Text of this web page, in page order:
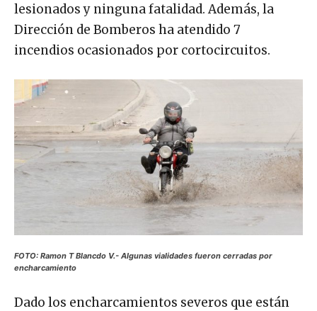
lesionados y ninguna fatalidad. Además, la
Dirección de Bomberos ha atendido 7
incendios ocasionados por cortocircuitos.
FOTO: Ramon T Blancdo V.- Algunas vialidades fueron cerradas por
encharcamiento
Dado los encharcamientos severos que están